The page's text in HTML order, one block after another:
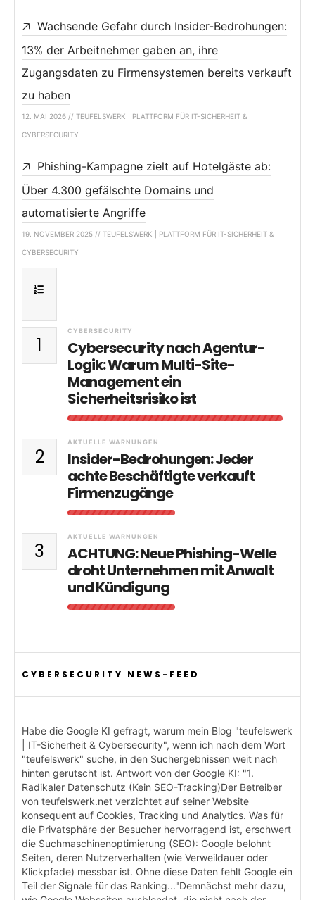
Wachsende Gefahr durch Insider-Bedrohungen:
13% der Arbeitnehmer gaben an, ihre
Zugangsdaten zu Firmensystemen bereits verkauft
zu haben
12. MAI 2026 // TEUFELSWERK | PLATTFORM FÜR IT-SICHERHEIT &
CYBERSECURITY
Phishing-Kampagne zielt auf Hotelgäste ab:
Über 4.300 gefälschte Domains und
automatisierte Angriffe
19. NOVEMBER 2025 // TEUFELSWERK | PLATTFORM FÜR IT-SICHERHEIT &
CYBERSECURITY
1
CYBERSECURITY
Cybersecurity nach Agentur-
Logik: Warum Multi-Site-
Management ein
Sicherheitsrisiko ist
2
AKTUELLE WARNUNGEN
Insider-Bedrohungen: Jeder
achte Beschäftigte verkauft
Firmenzugänge
3
AKTUELLE WARNUNGEN
ACHTUNG: Neue Phishing-Welle
droht Unternehmen mit Anwalt
und Kündigung
CYBERSECURITY NEWS-FEED
Habe die Google KI gefragt, warum mein Blog "teufelswerk
| IT-Sicherheit & Cybersecurity", wenn ich nach dem Wort
"teufelswerk" suche, in den Suchergebnissen weit nach
hinten gerutscht ist. Antwort von der Google KI: "1.
Radikaler Datenschutz (Kein SEO-Tracking)Der Betreiber
von teufelswerk.net verzichtet auf seiner Website
konsequent auf Cookies, Tracking und Analytics. Was für
die Privatsphäre der Besucher hervorragend ist, erschwert
die Suchmaschinenoptimierung (SEO): Google belohnt
Seiten, deren Nutzerverhalten (wie Verweildauer oder
Klickpfade) messbar ist. Ohne diese Daten fehlt Google ein
Teil der Signale für das Ranking..."Demnächst mehr dazu,